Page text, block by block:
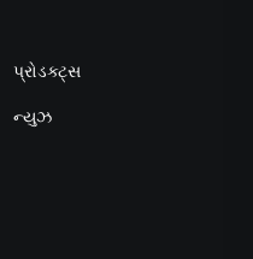
પ્રોડક્ટ્સ
ન્યુઝ